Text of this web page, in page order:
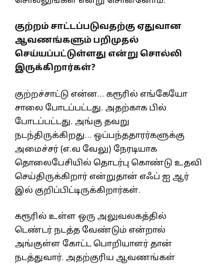
குற்றம் சாட்டப்படுவதற்கு ஏதுவான
ஆவணங்களும் பறிமுதல்
செய்யப்பட்டுள்ளது என்று சொல்லி
இருக்கிறார்கள்?
குற்றச்சாட்டு என்ன… கரூரில் எங்கேயோ
சாலை போடப்பட்டது. அதற்காக பில்
போடப்பட்டது. அங்கு தவறு
நடந்திருக்கிறது… ஒப்பந்ததாரர்களுக்கு
அமைச்சர் (எ.வ வேலு) நேரடியாக
தொலைபேசியில் தொடர்பு கொண்டு உதவி
செய்திருக்கிறார் என்றுதான் எஃப் ஐ ஆர்
இல் குறிப்பிட்டிருக்கிறார்கள்.
கரூரில் உள்ள ஒரு அலுவலகத்தில்
டெண்டர் நடத்த வேண்டும் என்றால்
அங்குள்ள கோட்ட பொறியாளர் தான்
நடத்துவார். அதற்குரிய ஆவணங்கள்